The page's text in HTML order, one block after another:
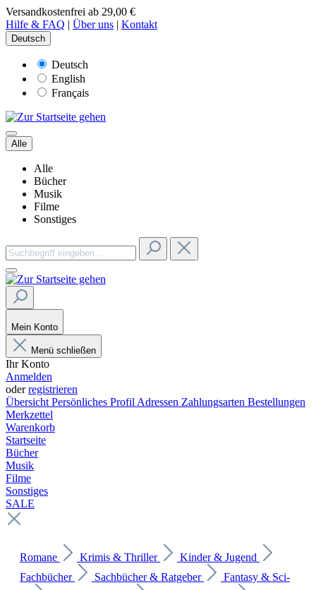
Versandkostenfrei ab 29,00 €
Hilfe & FAQ | Über uns | Kontakt
Deutsch
Deutsch
English
Français
Alle
Alle
Bücher
Musik
Filme
Sonstiges
Mein Konto
Menü schließen
Ihr Konto
Anmelden
oderregistrieren
Übersicht Persönliches Profil Adressen Zahlungsarten Bestellungen
Merkzettel
Warenkorb
Startseite
Bücher
Musik
Filme
Sonstiges
SALE
Romane Krimis & Thriller
Kinder & Jugend
Fachbücher
Sachbücher & Ratgeber
Fantasy & Sci-